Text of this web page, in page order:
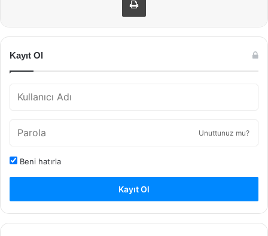
Kayıt Ol
Unuttunuz mu?
Beni hatırla
Kayıt Ol